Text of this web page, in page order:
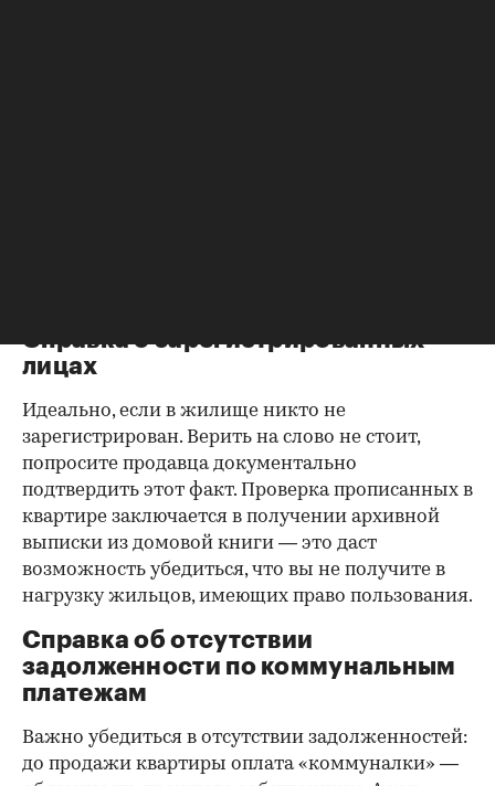
Справка о зарегистрированных
лицах
Идеально, если в жилище никто не
зарегистрирован. Верить на слово не стоит,
попросите продавца документально
подтвердить этот факт. Проверка прописанных в
квартире заключается в получении архивной
выписки из домовой книги — это даст
возможность убедиться, что вы не получите в
нагрузку жильцов, имеющих право пользования.
Справка об отсутствии
задолженности по коммунальным
платежам
Важно убедиться в отсутствии задолженностей:
до продажи квартиры оплата «коммуналки» —